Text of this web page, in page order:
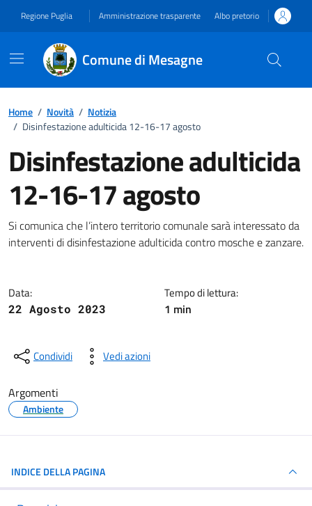
Regione Puglia Amministrazione trasparente Albo pretorio
Comune di Mesagne
Home / Novità / Notizia
/ Disinfestazione adulticida 12-16-17 agosto
Disinfestazione adulticida
12-16-17 agosto
Dettagli della notizia
Si comunica che l’intero territorio comunale sarà interessato da
interventi di disinfestazione adulticida contro mosche e zanzare.
Data:
22 Agosto 2023
Tempo di lettura:
1 min
Condividi Vedi azioni
Argomenti
Ambiente
INDICE DELLA PAGINA